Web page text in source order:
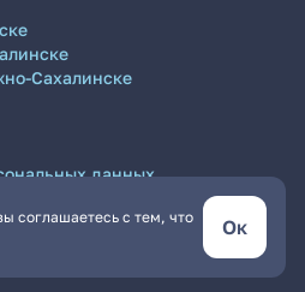
соглашаетесь с тем, что
Ок
Сахалинске
данных